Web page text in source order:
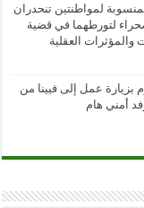
لمواطنتين تنحدران
لتورطهما في قضية
والمؤثرات العقلية
عمل إلى فيينا من